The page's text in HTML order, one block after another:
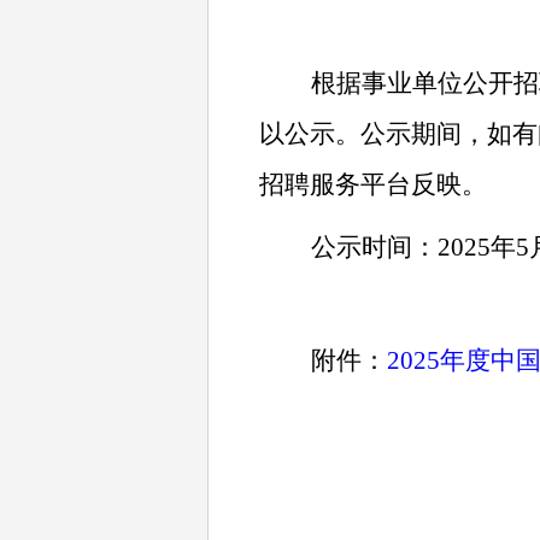
根据事业单位公开
以公示。 公示期间，如
招聘服务平台反映。
公示时间： 2025年5
附件： 2025年度中